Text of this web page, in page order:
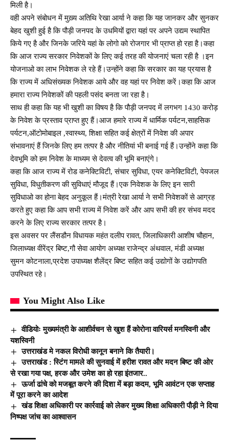
मिली है।
वही अपने संबोधन में मुख़्य अतिथि रेखा आर्या ने कहा कि यह जानकर और सुनकर
बेहद खुशी हुई है कि पौड़ी जनपद के उधमियों द्वारा यहां पर अपने उद्यम स्थापित
किये गए है और जिनके जरिये यहां के लोगो को रोजगार भी प्राप्त हो रहा है।कहा
कि आज राज्य सरकार निवेशकों के लिए कई तरह की योजनाएं चला रही है ।इन
योजनाओ का लाभ निवेशक ले रहे हैं।उन्होंने कहा कि सरकार का यह प्रयास है
कि राज्य में अधिसंख्यक निवेशक आये और वह यहां पर निवेश करें।कहा कि आज
हमारा राज्य निवेशकों की पहली पसंद बनता जा रहा है।
साथ ही कहा कि यह भी खुशी का विषय है कि पौड़ी जनपद में लगभग 1430 करोड़
के निवेश के प्रस्ताव प्राप्त हुए हैं।आज हमारे राज्य में धार्मिक पर्यटन,साहसिक
पर्यटन,ऑटोमोबाइल ,स्वास्थ्य, शिक्षा सहित कई क्षेत्रों में निवेश की अपार
संभावनाएं हैं जिनके लिए हम तत्पर है और नीतियां भी बनाई गई हैं।उन्होंने कहा कि
देवभूमि को हम निवेश के माध्यम से देवत्व की भूमि बनाएंगे।
कहा कि आज राज्य में रोड कनेक्टिविटी, संचार सुविधा, एयर कनेक्टिविटी, पेयजल
सुविधा, विधुतीकरण की सुविधाएं मौजूद हैं।एक निवेशक के लिए इन सारी
सुविधाओ का होना बेहद अनुकूल हैं।मंत्री रेखा आर्या ने सभी निवेशकों से आग्रह
करते हुए कहा कि आप सभी राज्य में निवेश करें और आप सभी की हर संभव मदद
करने के लिए राज्य सरकार तत्पर है।
इस अवसर पर लैंसडौन विधायक महंत दलीप रावत, जिलाधिकारी आशीष चौहान,
जिलाध्यक्ष वीरेंद्र बिष्ट,गौ सेवा आयोग अध्यक्ष राजेन्द्र अंथवाल, मंडी अध्यक्ष
सुमन कोटनाला,प्रदेश उपाध्यक्ष शैलेंद्र बिष्ट सहित कई उद्योगों के उद्योगपति
उपस्थित रहे।
You Might Also Like
वीडियोः मुख्यमंत्री के आशीर्वचन से खुश हैं कोरोना वारियर्स मनस्विनी और
यशस्विनी
उत्तराखंड मे नकल विरोधी कानून बनाने कि तैयारी।
उत्तराखंड : स्टिंग मामले की सुनवाई में हरीश रावत और मदन बिष्ट की ओर
से रखा गया पक्ष, हरक और उमेश का हो रहा इंतजार..
ऊर्जा ढांचे को मजबूत करने की दिशा में बड़ा कदम, भूमि आवंटन एक सप्ताह
में पूरा करने का आदेश
खंड शिक्षा अधिकारी पर कार्रवाई को लेकर मुख्य शिक्षा अधिकारी पौड़ी ने दिया
निष्पक्ष जांच का आश्वासन